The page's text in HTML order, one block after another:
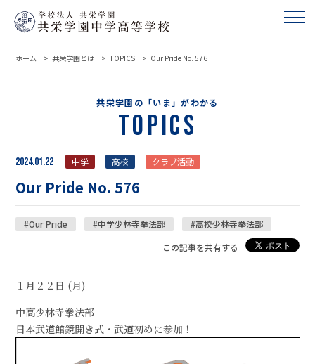
ホーム 共栄学園とは TOPICS Our Pride No. 576
共栄学園の「いま」がわかる
Topics
2024.01.22 中学 高校 クラブ活動
Our Pride No. 576
#Our Pride #中学少林寺拳法部
#高校少林寺拳法部
この記事を共有する
１月２２日 (月)
中高少林寺拳法部
日本武道館鏡開き式・武道初めに参加！